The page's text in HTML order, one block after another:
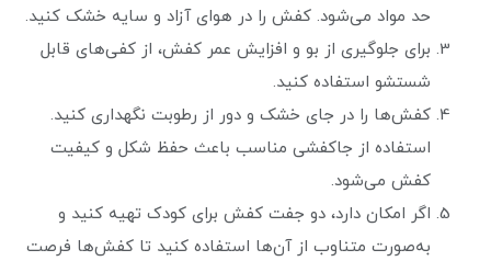
حد مواد می‌شود. کفش را در هوای آزاد و سایه خشک کنید.
برای جلوگیری از بو و افزایش عمر کفش، از کفی‌های قابل
شستشو استفاده کنید.
کفش‌ها را در جای خشک و دور از رطوبت نگهداری کنید.
استفاده از جاکفشی مناسب باعث حفظ شکل و کیفیت
کفش می‌شود.
اگر امکان دارد، دو جفت کفش برای کودک تهیه کنید و
به‌صورت متناوب از آن‌ها استفاده کنید تا کفش‌ها فرصت